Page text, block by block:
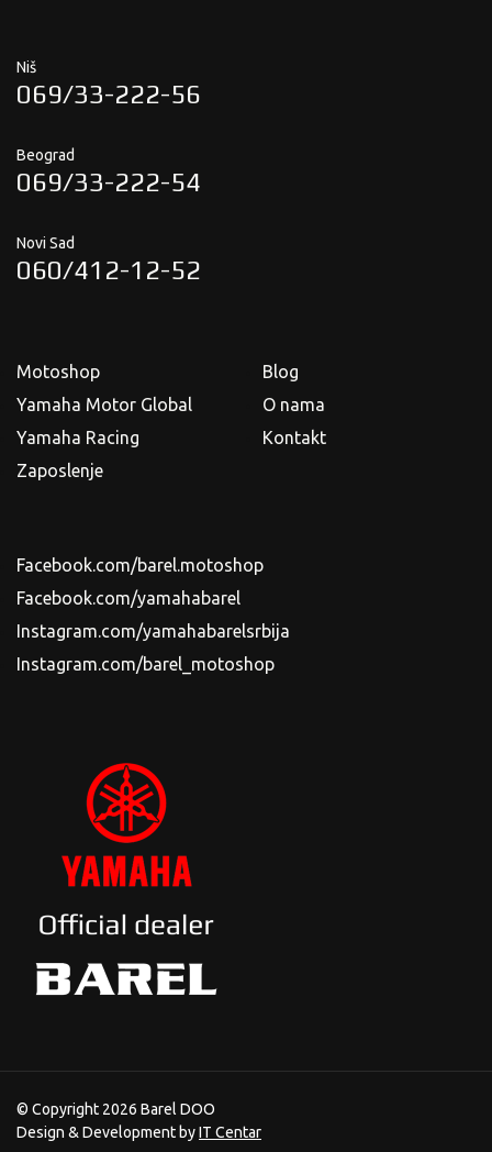
Niš
069/33-222-56
Beograd
069/33-222-54
Novi Sad
060/412-12-52
Motoshop
Yamaha Motor Global
Yamaha Racing
Zaposlenje
Blog
O nama
Kontakt
Facebook.com/barel.motoshop
Facebook.com/yamahabarel
Instagram.com/yamahabarelsrbija
Instagram.com/barel_motoshop
© Copyright 2026 Barel DOO
Design & Development byIT Centar